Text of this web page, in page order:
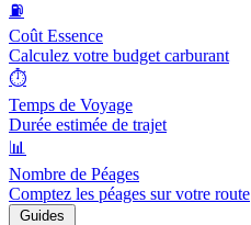
⛽
Coût Essence
Calculez votre budget carburant
⏱️
Temps de Voyage
Durée estimée de trajet
📊
Nombre de Péages
Comptez les péages sur votre route
Guides